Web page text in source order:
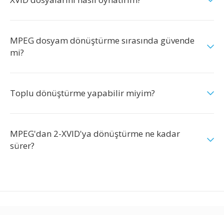
MPEG dosyam dönüştürme sırasında güvende
mi?
Toplu dönüştürme yapabilir miyim?
MPEG'dan 2-XVID'ya dönüştürme ne kadar
sürer?